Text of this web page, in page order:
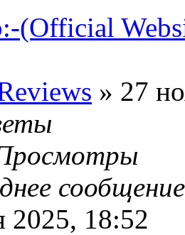
(Official
» 27
2025, 18:52